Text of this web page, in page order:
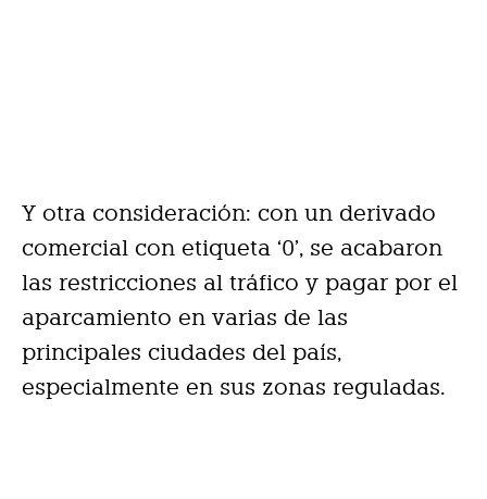
Y otra consideración: con un derivado
comercial con etiqueta ‘0’, se acabaron
las restricciones al tráfico y pagar por el
aparcamiento en varias de las
principales ciudades del país,
especialmente en sus zonas reguladas.